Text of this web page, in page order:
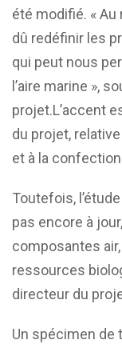
été modifié. «
dû redéfinir les
qui peut nous
l’aire marine »,
projet.L’accent
du projet,
et à la
Toutefois,
pas encore à
composantes
ressources
directeur du
Un spécimen de